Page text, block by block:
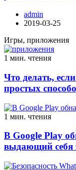
admin
2019-03-25
Игры, приложения
1 мин. чтения
Что делать,
простых
1 мин. чтения
В Google Play
выдающий себя